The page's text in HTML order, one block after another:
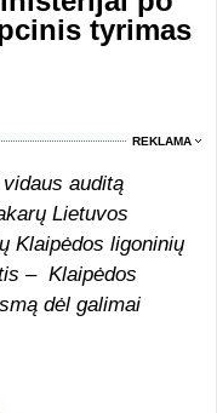
tyrimas
REKLAMA
auditą
Lietuvos
Klaipėdos ligoninių
– Klaipėdos
dėl galimai